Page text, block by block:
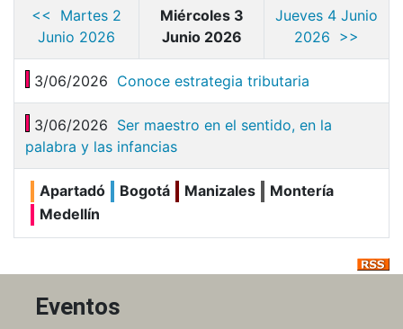
<< Martes 2
Junio 2026
Miércoles 3
Junio 2026
Jueves 4 Junio
2026 >>
3/06/2026 Conoce estrategia tributaria
3/06/2026 Ser maestro en el sentido, en la
palabra y las infancias
Apartadó Bogotá Manizales
Montería
Medellín
Eventos